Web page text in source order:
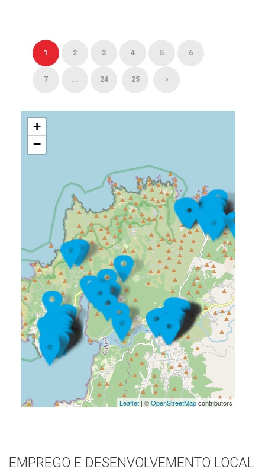
1 2 3 4 5 6
7 ... 24 25
+
−
Leaflet| ©OpenStreetMapcontributors
EMPREGO E DESENVOLVEMENTO LOCAL